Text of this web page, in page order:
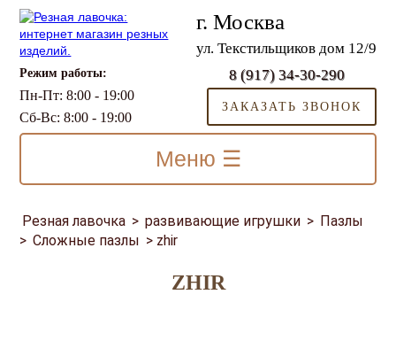
г. Москва
ул. Текстильщиков дом 12/9
Режим работы:
Пн-Пт: 8:00 - 19:00
Сб-Вс: 8:00 - 19:00
8 (917) 34-30-290
ЗАКАЗАТЬ ЗВОНОК
Меню ☰
Резная лавочка > развивающие игрушки > Пазлы
> Сложные пазлы > zhir
ZHIR